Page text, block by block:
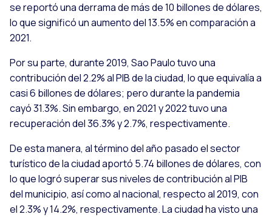
se reportó una derrama de más de 10 billones de dólares,
lo que significó un aumento del 13.5% en comparación a
2021.
Por su parte, durante 2019, Sao Paulo tuvo una
contribución del 2.2% al PIB de la ciudad, lo que equivalía a
casi 6 billones de dólares; pero durante la pandemia
cayó 31.3%. Sin embargo, en 2021 y 2022 tuvo una
recuperación del 36.3% y 2.7%, respectivamente.
De esta manera, al término del año pasado el sector
turístico de la ciudad aportó 5.74 billones de dólares, con
lo que logró superar sus niveles de contribución al PIB
del municipio, así como al nacional, respecto al 2019, con
el 2.3% y 14.2%, respectivamente. La ciudad ha visto una